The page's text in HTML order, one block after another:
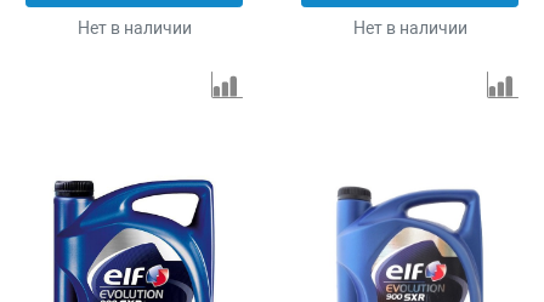
Нет в наличии Нет в наличии